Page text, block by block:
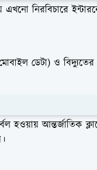
এখনো নিরবিচারে
ডেটা) ও
হওয়ায় আন্তর্জাতিক